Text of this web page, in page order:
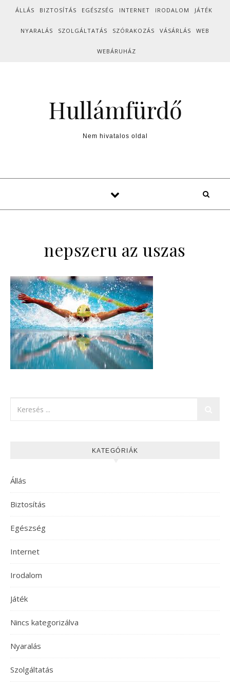
Skip to content
ÁLLÁS BIZTOSÍTÁS EGÉSZSÉG INTERNET IRODALOM JÁTÉK
NYARALÁS SZOLGÁLTATÁS SZÓRAKOZÁS VÁSÁRLÁS WEB
WEBÁRUHÁZ
Hullámfürdő
Nem hivatalos oldal
nepszeru az uszas
KATEGÓRIÁK
Állás
Biztosítás
Egészség
Internet
Irodalom
Játék
Nincs kategorizálva
Nyaralás
Szolgáltatás